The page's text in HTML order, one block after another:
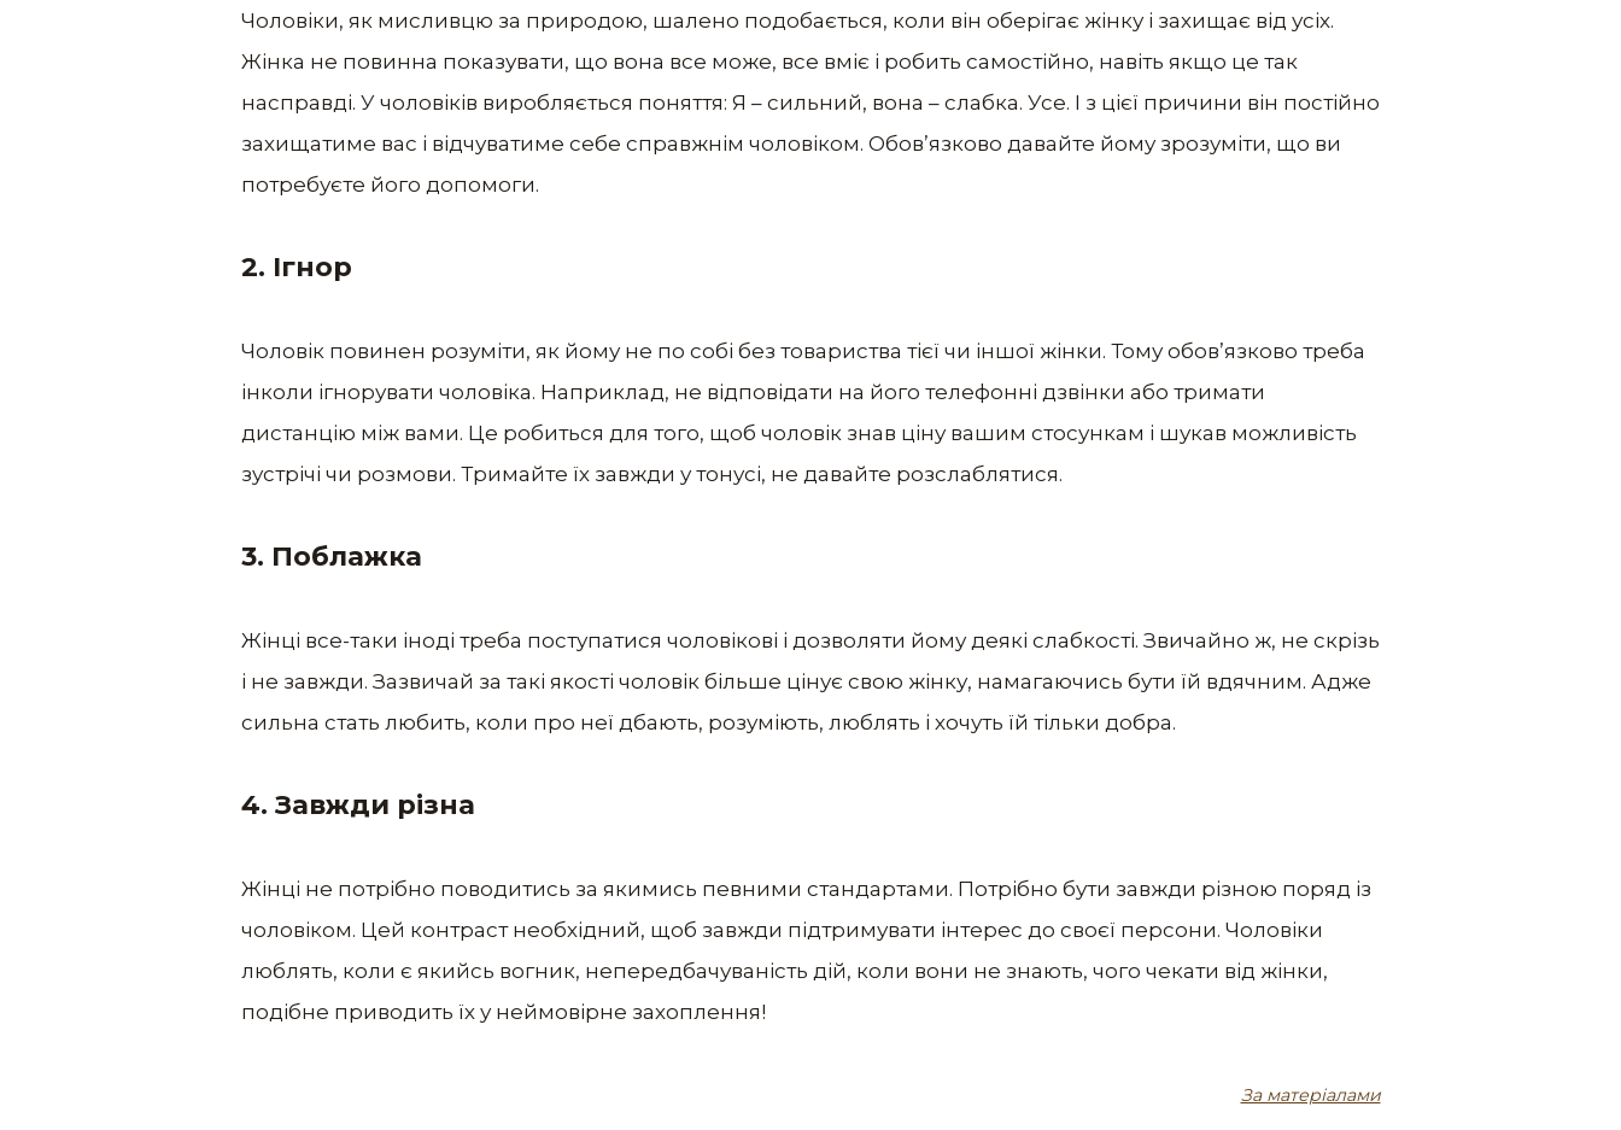
Чоловіки, як мисливцю за природою, шалено подобається, коли він оберігає жінку і захищає від усіх.
Жінка не повинна показувати, що вона все може, все вміє і робить самостійно, навіть якщо це так
насправді. У чоловіків виробляється поняття: Я – сильний, вона – слабка. Усе. І з цієї причини він постійно
захищатиме вас і відчуватиме себе справжнім чоловіком. Обов’язково давайте йому зрозуміти, що ви
потребуєте його допомоги.
2. Ігнор
Чоловік повинен розуміти, як йому не по собі без товариства тієї чи іншої жінки. Тому обов’язково треба
інколи ігнорувати чоловіка. Наприклад, не відповідати на його телефонні дзвінки або тримати
дистанцію між вами. Це робиться для того, щоб чоловік знав ціну вашим стосункам і шукав можливість
зустрічі чи розмови. Тримайте їх завжди у тонусі, не давайте розслаблятися.
3. Поблажка
Жінці все-таки іноді треба поступатися чоловікові і дозволяти йому деякі слабкості. Звичайно ж, не скрізь
і не завжди. Зазвичай за такі якості чоловік більше цінує свою жінку, намагаючись бути їй вдячним. Адже
сильна стать любить, коли про неї дбають, розуміють, люблять і хочуть їй тільки добра.
4. Завжди різна
Жінці не потрібно поводитись за якимись певними стандартами. Потрібно бути завжди різною поряд із
чоловіком. Цей контраст необхідний, щоб завжди підтримувати інтерес до своєї персони. Чоловіки
люблять, коли є якийсь вогник, непередбачуваність дій, коли вони не знають, чого чекати від жінки,
подібне приводить їх у неймовірне захоплення!
За матеріалами